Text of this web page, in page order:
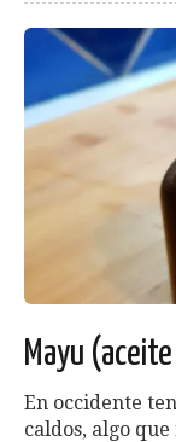
Mayu
En occidente
caldos, algo